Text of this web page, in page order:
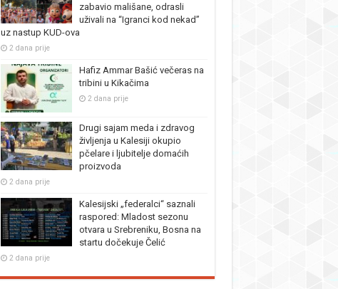
zabavio mališane, odrasli
uživali na “Igranci kod nekad”
uz nastup KUD-ova
2 dana prije
Hafiz Ammar Bašić večeras na
tribini u Kikačima
2 dana prije
Drugi sajam meda i zdravog
življenja u Kalesiji okupio
pčelare i ljubitelje domaćih
proizvoda
2 dana prije
Kalesijski „federalci“ saznali
raspored: Mladost sezonu
otvara u Srebreniku, Bosna na
startu dočekuje Čelić
2 dana prije